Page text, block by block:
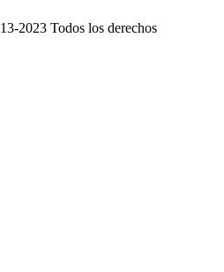
2023 Todos los derechos